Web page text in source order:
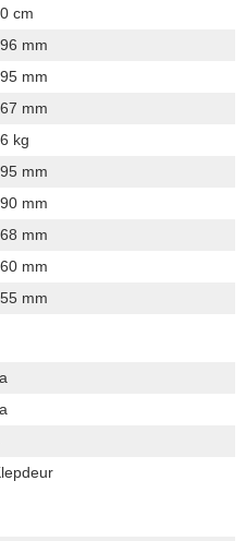
cm
mm
mm
mm
kg
mm
mm
mm
mm
mm